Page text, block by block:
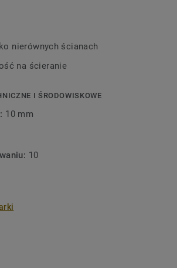
nierównych ścianach
na ścieranie
I ŚRODOWISKOWE
10 mm
10